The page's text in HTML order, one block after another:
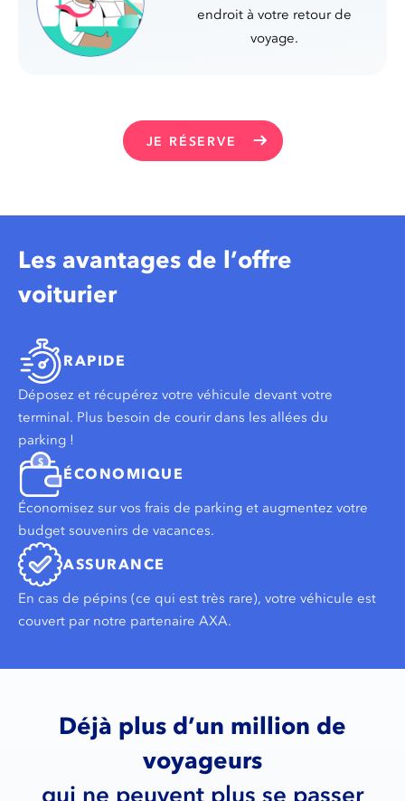
endroit à votre retour de
voyage.
JE RÉSERVE
Les avantages de l’offre
voiturier
RAPIDE
Déposez et récupérez votre véhicule devant votre
terminal. Plus besoin de courir dans les allées du
parking !
ÉCONOMIQUE
Économisez sur vos frais de parking et augmentez votre
budget souvenirs de vacances.
ASSURANCE
En cas de pépins (ce qui est très rare), votre véhicule est
couvert par notre partenaire AXA.
Déjà plus d’un million de
voyageurs
qui ne peuvent plus se passer